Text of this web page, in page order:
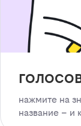
нажмите на
название – и